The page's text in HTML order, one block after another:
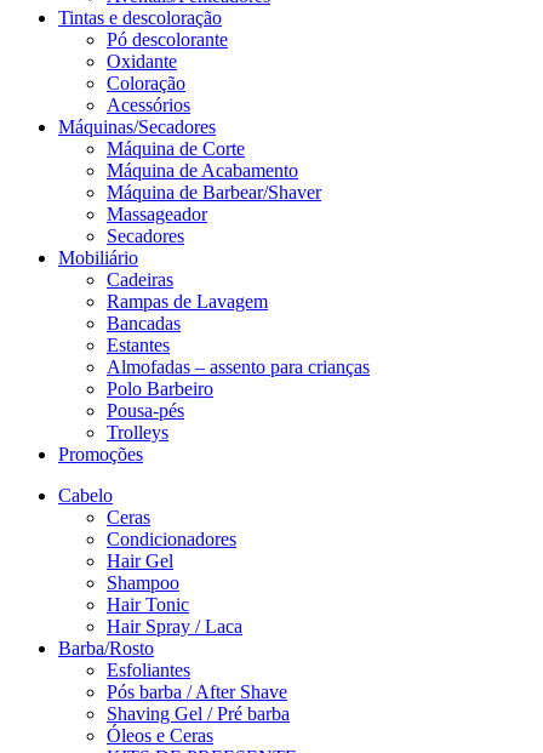
Tintas e descoloração
Pó descolorante
Oxidante
Coloração
Acessórios
Máquinas/Secadores
Máquina de Corte
Máquina de Acabamento
Máquina de Barbear/Shaver
Massageador
Secadores
Mobiliário
Cadeiras
Rampas de Lavagem
Bancadas
Estantes
Almofadas – assento para crianças
Polo Barbeiro
Pousa-pés
Trolleys
Promoções
Cabelo
Ceras
Condicionadores
Hair Gel
Shampoo
Hair Tonic
Hair Spray / Laca
Barba/Rosto
Esfoliantes
Pós barba / After Shave
Shaving Gel / Pré barba
Óleos e Ceras